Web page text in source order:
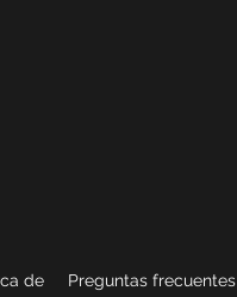
de Preguntas frecuentes